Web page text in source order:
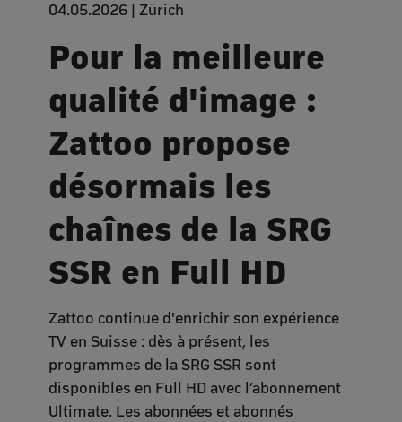
04.05.2026 | Zürich
Pour la meilleure
qualité d'image :
Zattoo propose
désormais les
chaînes de la SRG
SSR en Full HD
Zattoo continue d'enrichir son expérience
TV en Suisse : dès à présent, les
programmes de la SRG SSR sont
disponibles en Full HD avec l’abonnement
Ultimate. Les abonnées et abonnés